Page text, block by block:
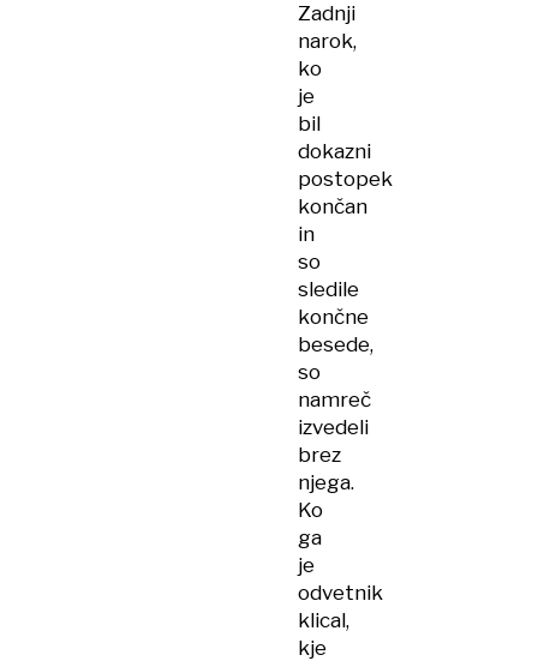
Zadnji
narok,
ko
je
bil
dokazni
postopek
končan
in
so
sledile
končne
besede,
so
namreč
izvedeli
brez
njega.
Ko
ga
je
odvetnik
klical,
kje